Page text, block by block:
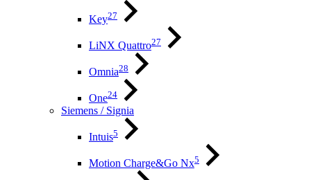
Key27
LiNX Quattro27
Omnia28
One24
Siemens / Signia
Intuis5
Motion Charge&Go Nx5